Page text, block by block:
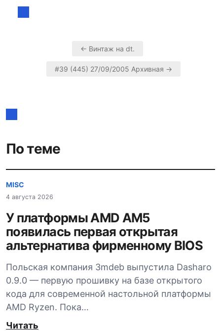
Навигация
← Винтаж на dt.
#39 (445) 27/09/2005 Архивная →
По теме
MISC
4 августа 2026
У платформы AMD AM5
появилась первая открытая
альтернатива фирменному BIOS
Польская компания 3mdeb выпустила Dasharo
0.9.0 — первую прошивку на базе открытого
кода для современной настольной платформы
AMD Ryzen. Пока…
Читать